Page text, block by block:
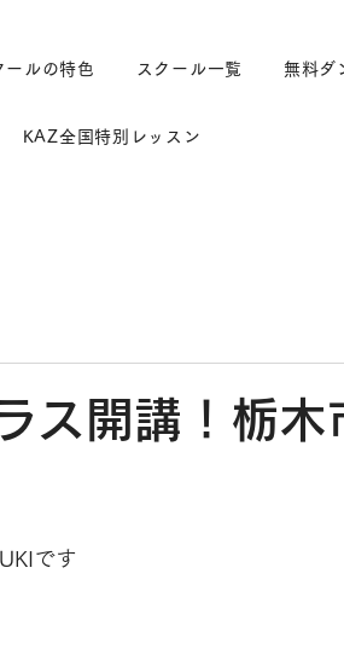
ールの特色 スクール一覧 無料ダ
KAZ全国特別レッスン
ス開講！栃木
です